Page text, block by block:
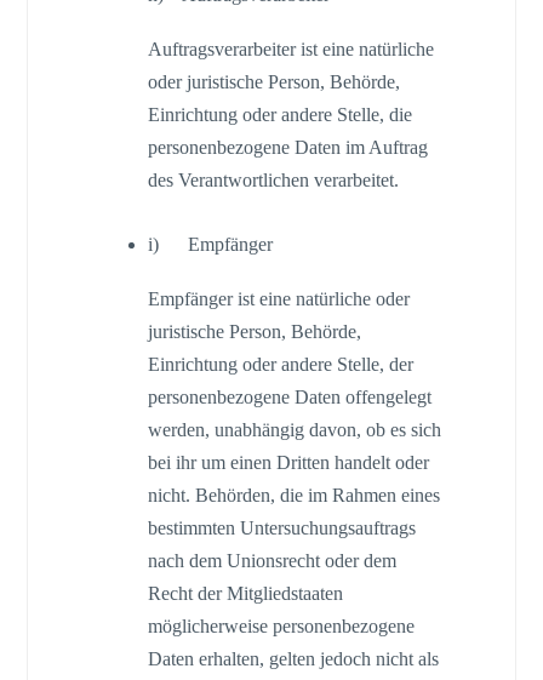
Auftragsverarbeiter ist eine natürliche
oder juristische Person, Behörde,
Einrichtung oder andere Stelle, die
personenbezogene Daten im Auftrag
des Verantwortlichen verarbeitet.
i) Empfänger
Empfänger ist eine natürliche oder
juristische Person, Behörde,
Einrichtung oder andere Stelle, der
personenbezogene Daten offengelegt
werden, unabhängig davon, ob es sich
bei ihr um einen Dritten handelt oder
nicht. Behörden, die im Rahmen eines
bestimmten Untersuchungsauftrags
nach dem Unionsrecht oder dem
Recht der Mitgliedstaaten
möglicherweise personenbezogene
Daten erhalten, gelten jedoch nicht als